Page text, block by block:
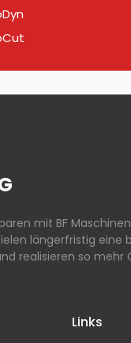
mit BF
längerfristig eine
realisieren so mehr
Links